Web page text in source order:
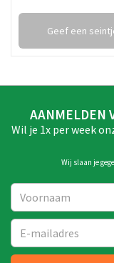
Geef een
AANMELDEN
Wil je 1x per week
Wij slaan je